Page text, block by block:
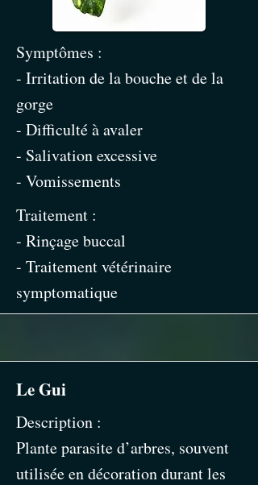
Symptômes :
- Irritation de la bouche et de la
gorge
- Difficulté à avaler
- Salivation excessive
- Vomissements
Traitement :
- Rinçage buccal
- Traitement vétérinaire
symptomatique
Le Gui
Description :
Plante parasite d’arbres, souvent
utilisée en décoration durant les